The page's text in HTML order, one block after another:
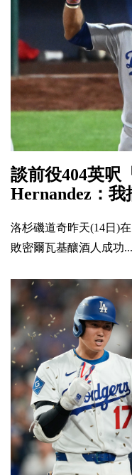
談前役404英呎
Hernandez：我
洛杉磯道奇昨天(14日)
敗密爾瓦基釀酒人成功